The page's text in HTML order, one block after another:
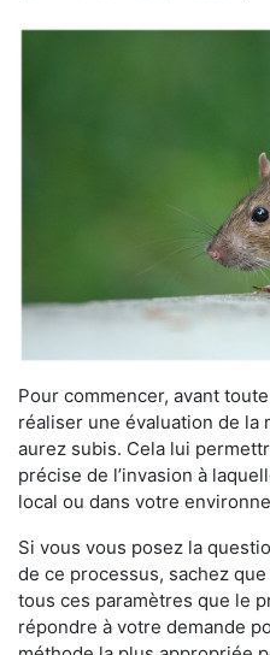
Pour commencer, avant
réaliser une évaluation de la
aurez subis. Cela lui
précise de l’invasion à
local ou dans votre
Si vous vous posez la
de ce processus, sachez
tous ces paramètres que le
répondre à votre demande